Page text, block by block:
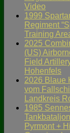
Video
1999
Regiment
Training
2025
(US)
Field
Hohenfels
2026 Blaue
vom
Landkreis
1985
Pyrmont +